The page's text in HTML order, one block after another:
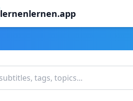
lernenlernen.app